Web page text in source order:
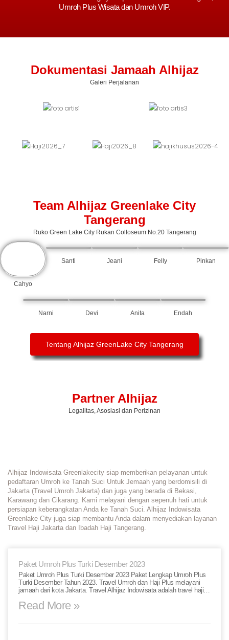
Umroh Plus Wisata dan Umroh VIP.
Dokumentasi Jamaah Alhijaz
Galeri Perjalanan
Team Alhijaz Greenlake City
Tangerang
Ruko Green Lake City Rukan Colloseum No.20 Tangerang
Cahyo
Santi Jeani Felly Pinkan
Narni Devi Anita Endah
Tentang Alhijaz GreenLake City Tangerang
Partner Alhijaz
Legalitas, Asosiasi dan Perizinan
Alhijaz Indowisata Greenlakecity siap memberikan pelayanan untuk
pedaftaran Umroh ke Tanah Suci Untuk Jemaah yang berdomisili di
Jakarta (Travel Umroh Jakarta) dan juga yang berada di Bekasi,
Karawang dan Cikarang. Kami melayani dengan sepenuh hati untuk
persiapan keberangkatan Anda ke Tanah Suci. Alhijaz Indowisata
Greenlake City juga siap membantu Anda dalam menyediakan layanan
Travel Haji Jakarta dan Ibadah Haji Tangerang.
Paket Umroh Plus Turki Desember 2023
Paket Umroh Plus Turki Desember 2023 Paket Lengkap Umroh Plus
Turki Desember Tahun 2023. Travel Umroh dan Haji Plus melayani
jamaah dari kota Jakarta. Travel Alhijaz Indowisata adalah travel haji…
Read More »